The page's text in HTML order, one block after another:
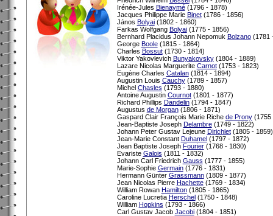
Irénée-Jules Bienaymé(1796 - 1878)
Jacques Philippe Marie Binet(1786 - 1856)
János Bolyai(1802 - 1860)
Farkas Wolfgang Bolyai(1775 - 1856)
Bernhard Placidus Johann Nepomuk Bolzano(1781
George Boole(1815 - 1864)
Charles Bossut(1730 - 1814)
Viktor Yakovlevich Bunyakovsky(1804 - 1889)
Lazare Nicolas Marguerite Carnot(1753 - 1823)
Eugène Charles Catalan(1814 - 1894)
Augustin Louis Cauchy(1789 - 1857)
Michel Chasles (1793 - 1880)
Antoine Augustin Cournot(1801 - 1877)
Richard Phillips Dandelin(1794 - 1847)
Augustus de Morgan(1806 - 1871)
Gaspard Clair François Marie Riche de Prony(1755
Jean-Baptiste Joseph Delambre(1749 - 1822)
Johann Peter Gustav Lejeune Dirichlet(1805 - 1859)
Jean-Marie Constant Duhamel(1797 - 1872)
Jean Baptiste Joseph Fourier(1768 - 1830)
Evariste Galois (1811 - 1832)
Johann Carl Friedrich Gauss (1777 - 1855)
Marie-Sophie Germain(1776 - 1831)
Hermann Günter Grassmann(1809 - 1877)
Jean Nicolas Pierre Hachette(1769 - 1834)
William Rowan Hamilton(1805 - 1865)
Caroline Lucretia Herschel(1750 - 1848)
William Hopkins (1793 - 1866)
Carl Gustav Jacob Jacobi(1804 - 1851)